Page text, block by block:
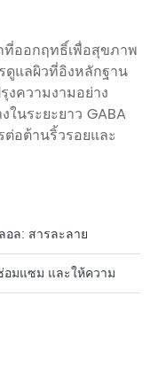
ออกฤทธิ์เพื่อสุขภาพ
ดูแลผิวที่อิงหลักฐาน
งความงามอย่าง
ในระยะยาว GABA
อต้านริ้วรอยและ
ล: สารละลาย
อมแซม และให้ความ